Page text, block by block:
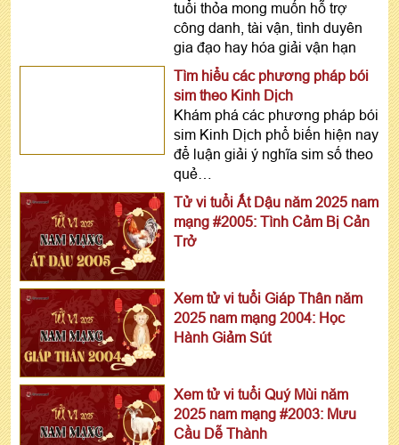
tuổi thỏa mong muốn hỗ trợ
công danh, tài vận, tình duyên
gia đạo hay hóa giải vận hạn
Tìm hiểu các phương pháp bói
sim theo Kinh Dịch
Khám phá các phương pháp bói
sim Kinh Dịch phổ biến hiện nay
để luận giải ý nghĩa sim số theo
quẻ…
Tử vi tuổi Ất Dậu năm 2025 nam
mạng #2005: Tình Cảm Bị Cản
Trở
Xem tử vi tuổi Giáp Thân năm
2025 nam mạng 2004: Học
Hành Giảm Sút
Xem tử vi tuổi Quý Mùi năm
2025 nam mạng #2003: Mưu
Cầu Dễ Thành